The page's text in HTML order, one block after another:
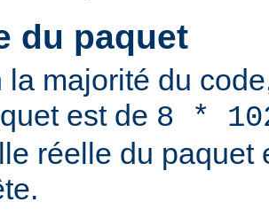
du paquet
la majorité du
est de 8 *
réelle du paquet